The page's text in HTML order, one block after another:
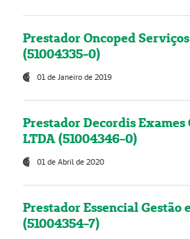
Prestador Oncoped
(51004335-0)
01 de Janeiro de 2019
Prestador Decordis
LTDA (51004346-0)
01 de Abril de 2020
Prestador Essencial Gestão
(51004354-7)